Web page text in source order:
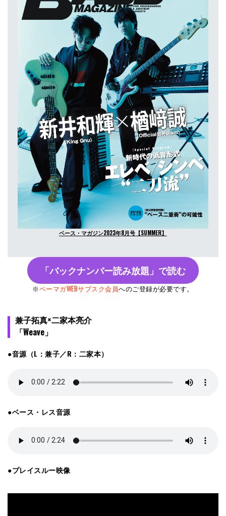
ベース・マガジン2023年8月号【SUMMER】
「バックナンバー読み放題」で読む
※ベーマガWEBサブスク会員へのご登録が必要です。
兼子拓真×二家本亮介
「Weave」
●音源（L：兼子／R：二家本）
●ベース・レス音源
●プレイスルー映像